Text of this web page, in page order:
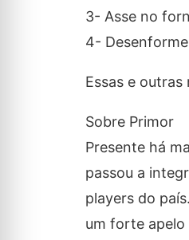
3- Asse no
4-
Essas e
Sobre Primor
Presente há
passou a
players do
um forte apelo